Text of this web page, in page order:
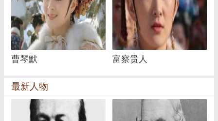
曹琴默 富察贵人
最新人物